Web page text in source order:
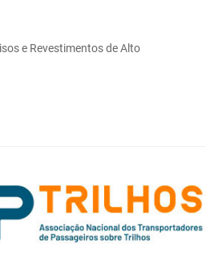
e Revestimentos de Alto